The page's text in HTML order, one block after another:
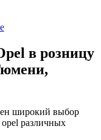
в розницу
широкий выбор
различных